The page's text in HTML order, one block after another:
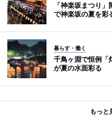
「神楽坂まつり
で神楽坂の夏を彩
暮らす・働く
千鳥ヶ淵で恒例
が夏の水面彩る
もっと